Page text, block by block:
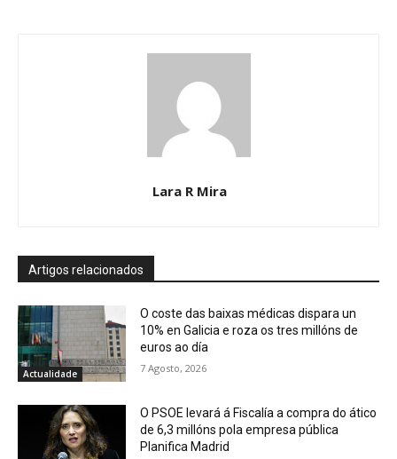
Lara R Mira
Artigos relacionados
Actualidade
O coste das baixas médicas dispara un
10% en Galicia e roza os tres millóns de
euros ao día
7 Agosto, 2026
O PSOE levará á Fiscalía a compra do ático
de 6,3 millóns pola empresa pública
Planifica Madrid